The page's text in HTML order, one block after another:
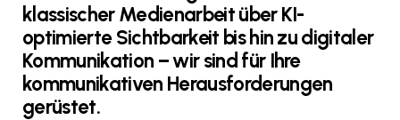
klassischer Medienarbeit über KI-
optimierte Sichtbarkeit bis hin zu digitaler
Kommunikation – wir sind für Ihre
kommunikativen Herausforderungen
gerüstet.